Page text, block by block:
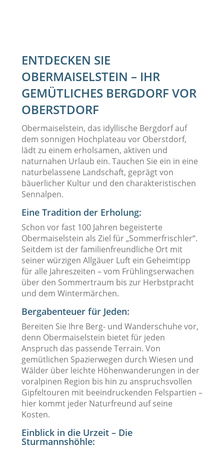
ENTDECKEN SIE
OBERMAISELSTEIN – IHR
GEMÜTLICHES BERGDORF VOR
OBERSTDORF
Obermaiselstein, das idyllische Bergdorf auf
dem sonnigen Hochplateau vor Oberstdorf,
lädt zu einem erholsamen, aktiven und
naturnahen Urlaub ein. Tauchen Sie ein in eine
naturbelassene Landschaft, geprägt von
bäuerlicher Kultur und den charakteristischen
Sennalpen.
Eine Tradition der Erholung:
Schon vor fast 100 Jahren begeisterte
Obermaiselstein als Ziel für „Sommerfrischler“.
Seitdem ist der familienfreundliche Ort mit
seiner würzigen Allgäuer Luft ein Geheimtipp
für alle Jahreszeiten – vom Frühlingserwachen
über den Sommertraum bis zur Herbstpracht
und dem Wintermärchen.
Bergabenteuer für Jeden:
Bereiten Sie Ihre Berg- und Wanderschuhe vor,
denn Obermaiselstein bietet für jeden
Anspruch das passende Terrain. Von
gemütlichen Spazierwegen durch Wiesen und
Wälder über leichte Höhenwanderungen in der
voralpinen Region bis hin zu anspruchsvollen
Gipfeltouren mit beeindruckenden Felspartien –
hier kommt jeder Naturfreund auf seine
Kosten.
Einblick in die Urzeit – Die
Sturmannshöhle: